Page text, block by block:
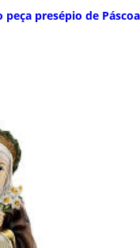
peça presépio de Páscoa